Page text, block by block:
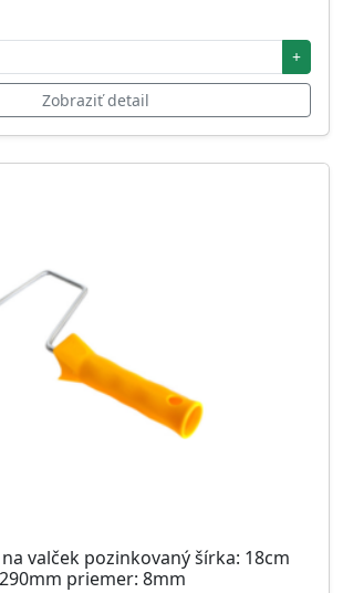
+
Zobraziť detail
na valček pozinkovaný šírka: 18cm
priemer: 8mm